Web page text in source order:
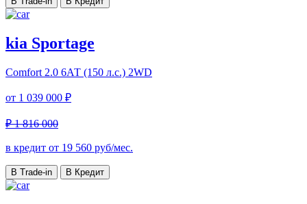
kia Sportage
Comfort 2.0 6АТ (150 л.с.) 2WD
от 1 039 000 ₽
₽ 1 816 000
в кредит от 19 560 руб/мес.
В Trade-in В Кредит